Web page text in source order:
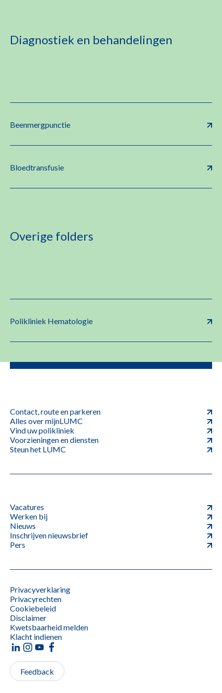
Diagnostiek en behandelingen
Beenmergpunctie
Bloedtransfusie
Overige folders
Polikliniek Hematologie
Contact, route en parkeren
Alles over mijnLUMC
Vind uw polikliniek
Voorzieningen en diensten
Steun het LUMC
Vacatures
Werken bij
Nieuws
Inschrijven nieuwsbrief
Pers
Privacyverklaring
Privacyrechten
Cookiebeleid
Disclaimer
Kwetsbaarheid melden
Klacht indienen
Feedback